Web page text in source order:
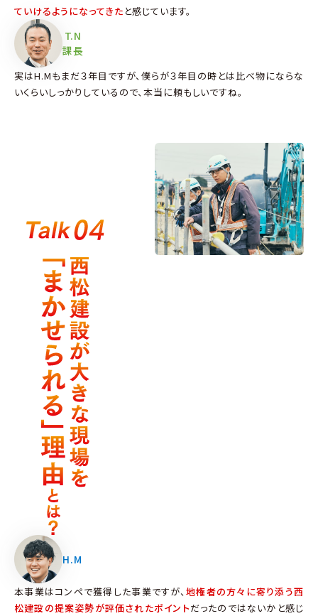
ていけるようになってきた と感じています。
T.N
課長
実はH.Mもまだ３年目ですが、僕らが３年目の時とは比べ物にならな
いくらいしっかりしているので、本当に頼もしいですね。
H.M
本事業はコンペで獲得した事業ですが、地権者の方々に寄り添う西
松建設の提案姿勢が評価されたポイントだったのではないかと感じ